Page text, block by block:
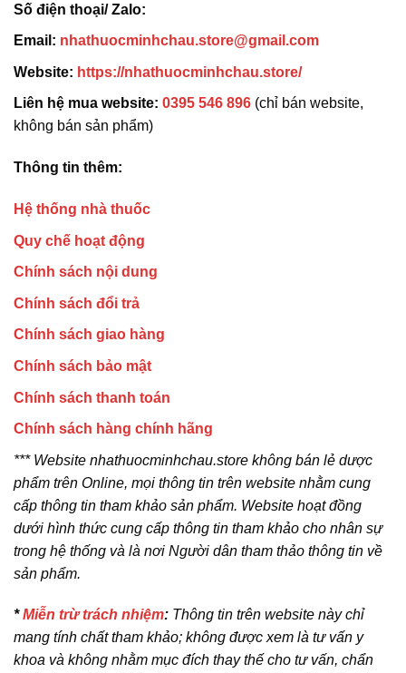
Số điện thoại/ Zalo:
Email: nhathuocminhchau.store@gmail.com
Website: https://nhathuocminhchau.store/
Liên hệ mua website: 0395 546 896 (chỉ bán website,
không bán sản phẩm)
Thông tin thêm:
Hệ thống nhà thuốc
Quy chế hoạt động
Chính sách nội dung
Chính sách đổi trả
Chính sách giao hàng
Chính sách bảo mật
Chính sách thanh toán
Chính sách hàng chính hãng
*** Website nhathuocminhchau.store không bán lẻ dược
phẩm trên Online, mọi thông tin trên website nhằm cung
cấp thông tin tham khảo sản phẩm. Website hoạt đồng
dưới hình thức cung cấp thông tin tham khảo cho nhân sự
trong hệ thống và là nơi Người dân tham thảo thông tin về
sản phẩm.
*Miễn trừ trách nhiệm: Thông tin trên website này chỉ
mang tính chất tham khảo; không được xem là tư vấn y
khoa và không nhằm mục đích thay thế cho tư vấn, chẩn